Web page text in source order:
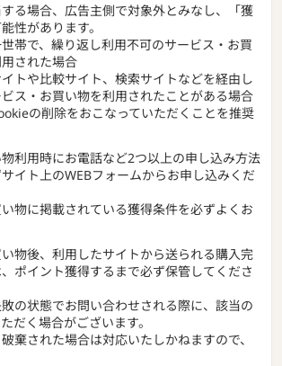
る場合、広告主側で対象外とみなし、「獲
性があります。
帯で、繰り返し利用不可のサービス・お買
された場合
トや比較サイト、検索サイトなどを経由し
ス・お買い物を利用されたことがある場合
の削除をおこなっていただくことを推奨
利用時にお電話など2つ以上の申し込み方法
イト上のWEBフォームからお申し込みくだ
物に掲載されている獲得条件を必ずよくお
物後、利用したサイトから送られる購入完
ポイント獲得するまで必ず保管してくださ
の状態でお問い合わせされる際に、該当の
だく場合がございます。
棄された場合は対応いたしかねますので、